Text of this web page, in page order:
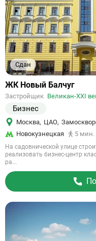
Сдан
Ссылка
объект
ЖК Новый Балчуг
Застройщик Великан-ХХI
Бизнес
Москва, ЦАО,
Новокузнецкая
5 мин.
На садовнической улице
реализовать бизнес-центр
ра...